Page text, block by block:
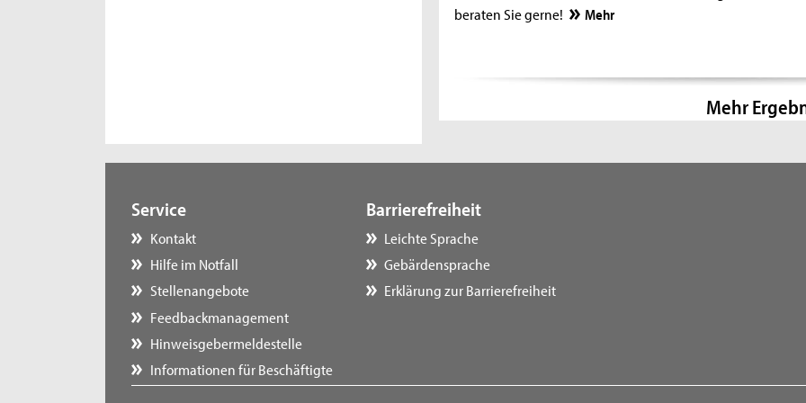
beraten Sie gerne!
Mehr
Mehr
Service
Kontakt
Hilfe im Notfall
Stellenangebote
Feedbackmanagement
Hinweisgebermeldestelle
Informationen für Beschäftigte
Barrierefreiheit
Leichte Sprache
Gebärdensprache
Erklärung zur Barrierefreiheit